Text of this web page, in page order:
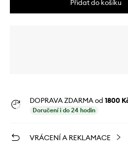
Přidat do košíku
DOPRAVA ZDARMA od 1800
Doručení i do 24 hodin
VRÁCENÍ A REKLAMACE